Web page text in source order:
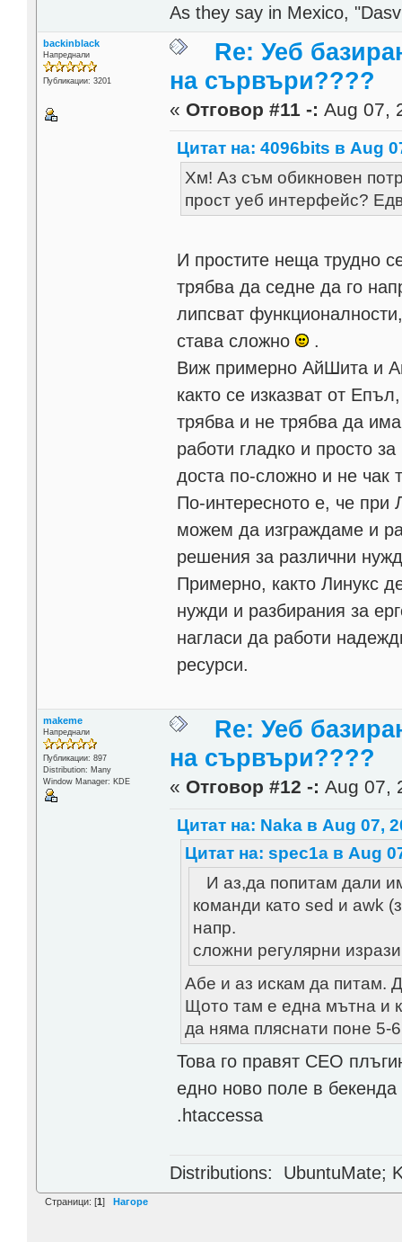
As they say in Mexico,
backinblack
Напреднали
Публикации: 3201
Re: Уеб
на сървъри????
« Отговор #11 -: Aug 07,
Цитат на: 4096bits в Aug
Хм! Аз съм обикновен
прост уеб интерфейс?
И простите неща трудно
трябва да седне да го
липсват
става сложно
.
Виж примерно АйШита и
както се изказват от
трябва и не трябва да
работи гладко и просто
доста по-сложно и не чак
По-интересното е, че при
можем да изграждаме и
решения за различни
Примерно, както Линукс
нужди и разбирания за
нагласи да работи
ресурси.
makeme
Напреднали
Публикации: 897
Distribution: Many
Window Manager: KDE
Re: Уеб
на сървъри????
« Отговор #12 -: Aug 07,
Цитат на: Naka в Aug 07,
Цитат на: spec1a в Aug
И аз,да попитам дали
команди като sed и awk
напр.
сложни регулярни
Абе и аз искам да питам.
Щото там е една мътна и
да няма пляснати поне
Това го правят СЕО
едно ново поле в
.htaccessa
Distributions: UbuntuMate;
Страници: [1] Нагоре